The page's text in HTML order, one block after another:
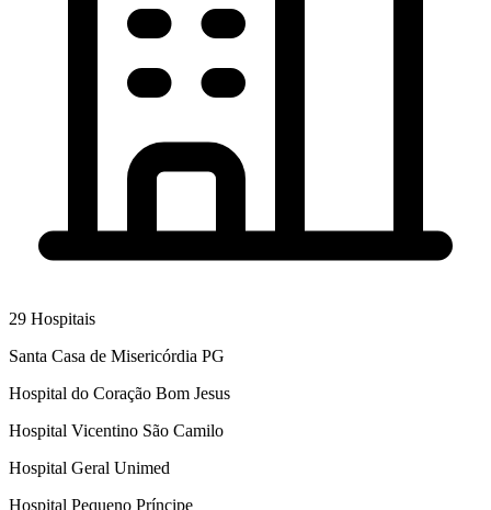
29 Hospitais
Santa Casa de Misericórdia PG
Hospital do Coração Bom Jesus
Hospital Vicentino São Camilo
Hospital Geral Unimed
Hospital Pequeno Príncipe